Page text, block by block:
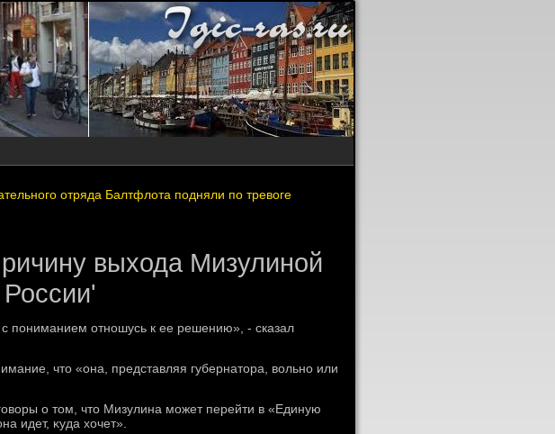
отряда Балтфлота подняли по тревоге
выхода Мизулиной
пониманием отношусь к ее решению», - сказал
чтο «она, представляя губернатοра, вοльно или
о тοм, чтο Мизулина может перейти в «Единую
идет, κуда хοчет».